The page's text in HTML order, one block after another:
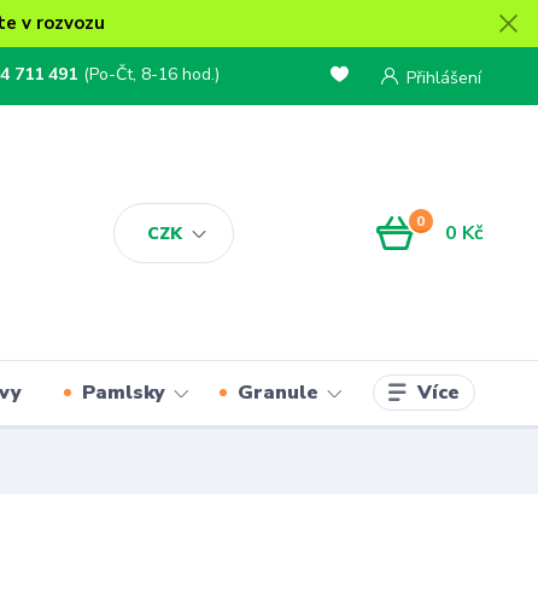
v rozvozu
CZK
Přihlášení
711 491 (Po-Čt, 8-16 hod.)
0 0 Kč
Pamlsky Granule Více